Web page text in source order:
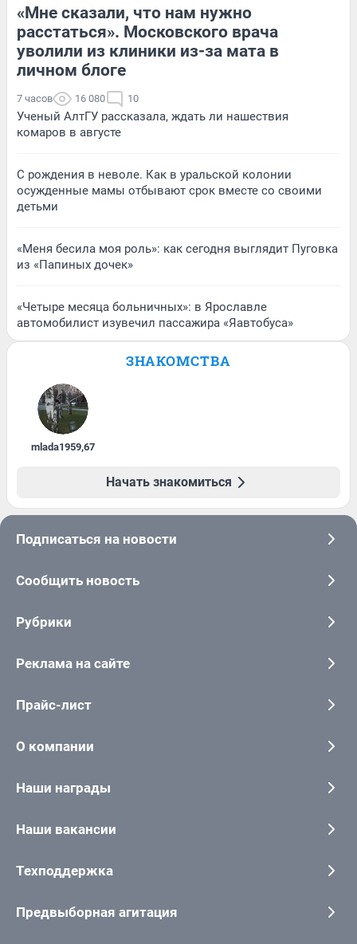
«Мне сказали, что нам нужно
расстаться». Московского врача
уволили из клиники из-за мата в
личном блоге
7 часов 16 080 10
Ученый АлтГУ рассказала, ждать ли нашествия
комаров в августе
С рождения в неволе. Как в уральской колонии
осужденные мамы отбывают срок вместе со своими
детьми
«Меня бесила моя роль»: как сегодня выглядит Пуговка
из «Папиных дочек»
«Четыре месяца больничных»: в Ярославле
автомобилист изувечил пассажира «Яавтобуса»
ЗНАКОМСТВА
mlada1959,67
Начать знакомиться
Подписаться на новости
Сообщить новость
Рубрики
Реклама на сайте
Прайс-лист
О компании
Наши награды
Наши вакансии
Техподдержка
Предвыборная агитация